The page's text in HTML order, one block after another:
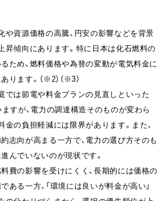
や資源価格の高騰、円安の影響などを背景
昇傾向にあります。特に日本は化石燃料の
ため、燃料価格や為替の変動が電気料金に
ます。（※2）（※3）
では節電や料金プランの見直しといった
ますが、電力の調達構造そのものが変わら
金の負担軽減には限界があります。また、
志向が高まる一方で、電力の選び方そのも
んでいないのが現状です。
費の影響を受けにくく、長期的には価格の
ある一方、「環境には良いが料金が高い」